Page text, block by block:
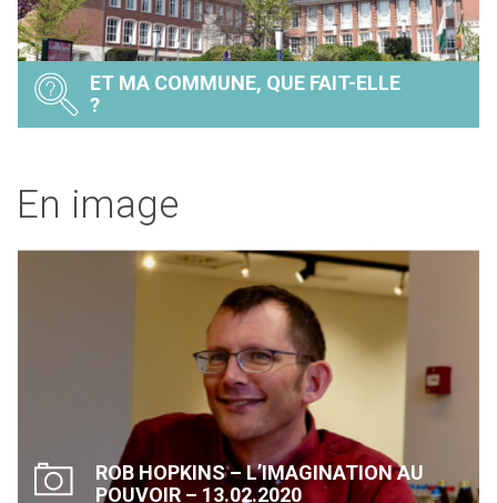
ET MA COMMUNE, QUE FAIT-ELLE
?
En image
ROB HOPKINS – L’IMAGINATION AU
POUVOIR – 13.02.2020